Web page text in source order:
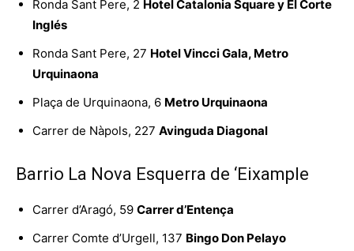
Ronda Sant Pere, 2 Hotel Catalonia Square y El Corte
Inglés
Ronda Sant Pere, 27 Hotel Vincci Gala, Metro
Urquinaona
Plaça de Urquinaona, 6 Metro Urquinaona
Carrer de Nàpols, 227 Avinguda Diagonal
Barrio La Nova Esquerra de ‘Eixample
Carrer d’Aragó, 59 Carrer d’Entença
Carrer Comte d’Urgell, 137 Bingo Don Pelayo